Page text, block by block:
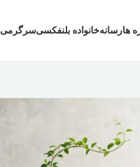
هارسانهخانواده بلنفکسیسرگرمی